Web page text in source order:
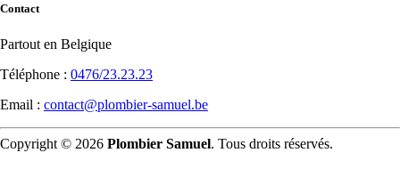
Contact
Partout en Belgique
Téléphone : 0476/23.23.23
Email : contact@plombier-samuel.be
Copyright © 2026 Plombier Samuel. Tous droits réservés.